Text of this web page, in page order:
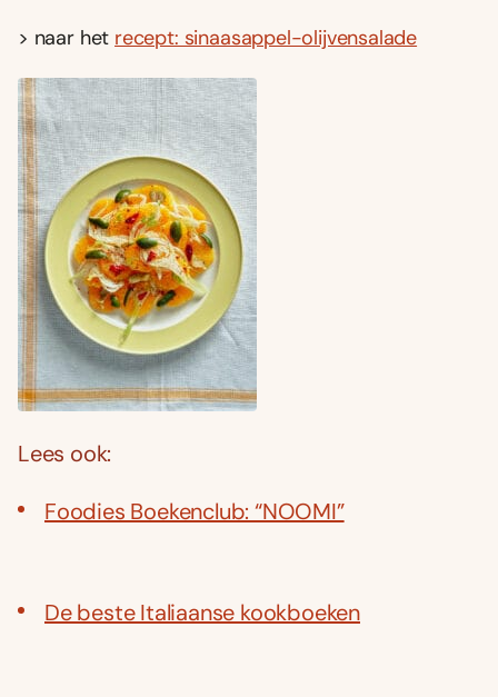
> naar het recept: sinaasappel-olijvensalade
Lees ook:
Foodies Boekenclub: “NOOMI”
De beste Italiaanse kookboeken